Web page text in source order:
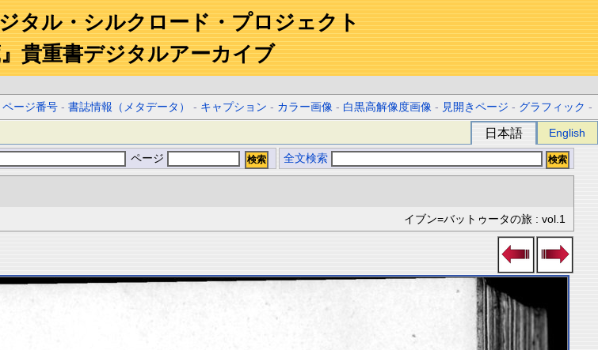
タル・シルクロード・プロジェクト
貴重書デジタルアーカイブ
ページ番号 -書誌情報（メタデータ） - キャプション - カラー画像 - 白黒高解像度画像 - 見開きページ - グラフィック -
日本語 English
ページ 全文検索
イブン=バットゥータの旅 : vol.1